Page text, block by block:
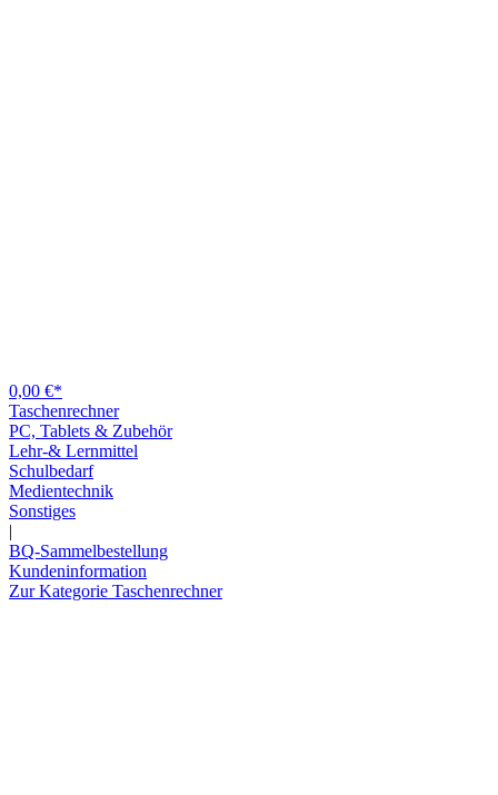
0,00 €*
Taschenrechner
PC, Tablets & Zubehör
Lehr-& Lernmittel
Schulbedarf
Medientechnik
Sonstiges
|
BQ-Sammelbestellung
Kundeninformation
Zur Kategorie Taschenrechner